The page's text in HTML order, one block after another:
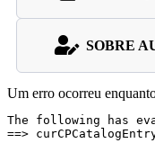
SOBRE
Um erro ocorreu
The following has
==>